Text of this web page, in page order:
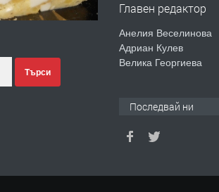
Търси
Главен редактор
Анелия Веселинова
Адриан Кулев
Велика Георгиева
Последвай ни